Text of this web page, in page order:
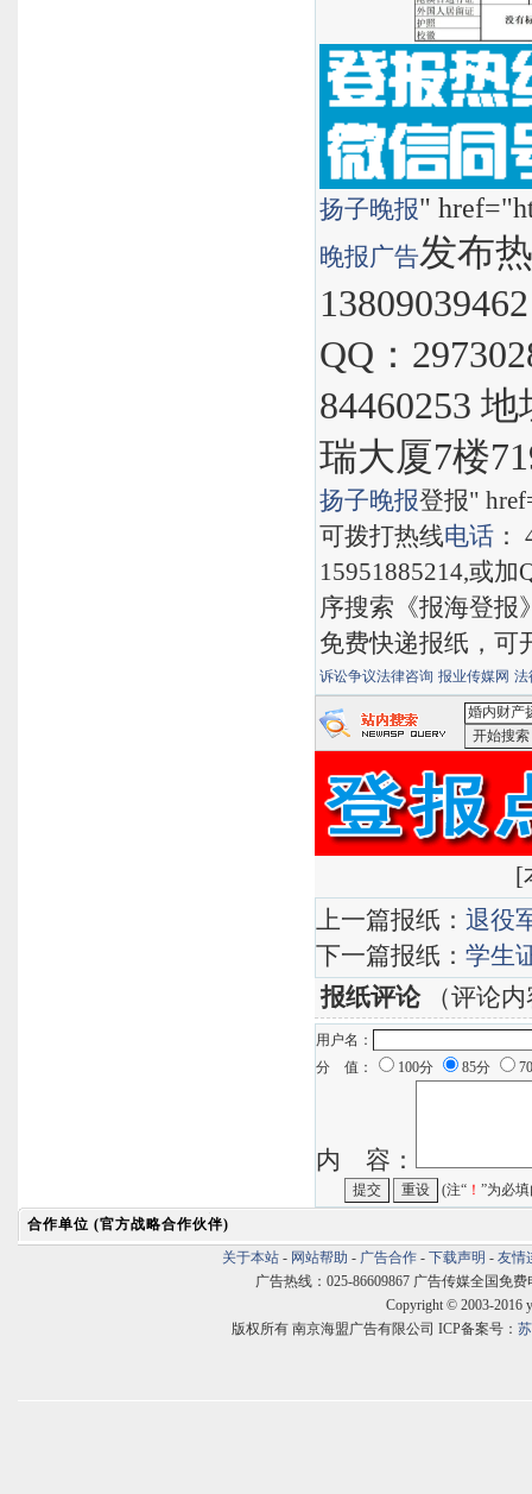
扬子晚报"
晚报广告发布
QQ：
84460253
瑞大厦7楼
扬子晚报登报"
可拨打热线电话
15951885214,或
序搜索《报海登报
免费快递报纸，可
诉讼争议法律咨询 报业传媒网 法
[
上一篇报纸： 退役
下一篇报纸： 学生
报纸评论（评论内
用户名：
分 值：
100分 85分
内 容：
(注“ ！ ”为必
合作单位 (官方战略合作伙伴)
关于本站 - 网站帮助 - 广告合作 - 下载声明 - 友情
广告热线：025-86609867 广告传媒全国免费
Copyright © 2003-2016
版权所有 南京海盟广告有限公司 ICP备案号：